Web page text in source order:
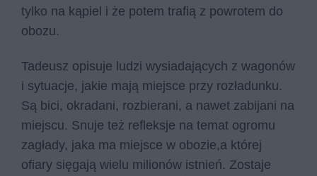
tylko na kąpiel i że potem trafią z powrotem do
obozu.
Tadeusz opisuje ludzi wysiadających z wagonów
i sytuacje, jakie mają miejsce przy rozładunku.
Są bici, okradani, rozbierani, a nawet zabijani na
miejscu. Snuje też refleksje na temat ogromu
zagłady, jaka ma miejsce w obozie,a której
ofiary sięgają wielu milionów istnień. Zostaje